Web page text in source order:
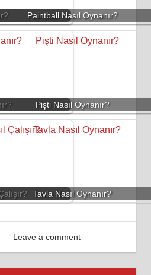
Paintball Nasıl Oynanır?
Pişti Nasıl Oynanır?
Tavla Nasıl Oynanır?
Leave a comment